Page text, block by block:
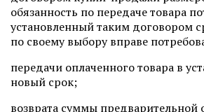
обязанность по передаче товара
установленный таким договором
по своему выбору вправе
передачи оплаченного товара в
новый срок;
возврата суммы предварительной